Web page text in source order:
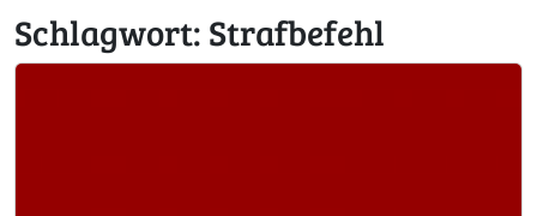
Schlagwort: Strafbefehl